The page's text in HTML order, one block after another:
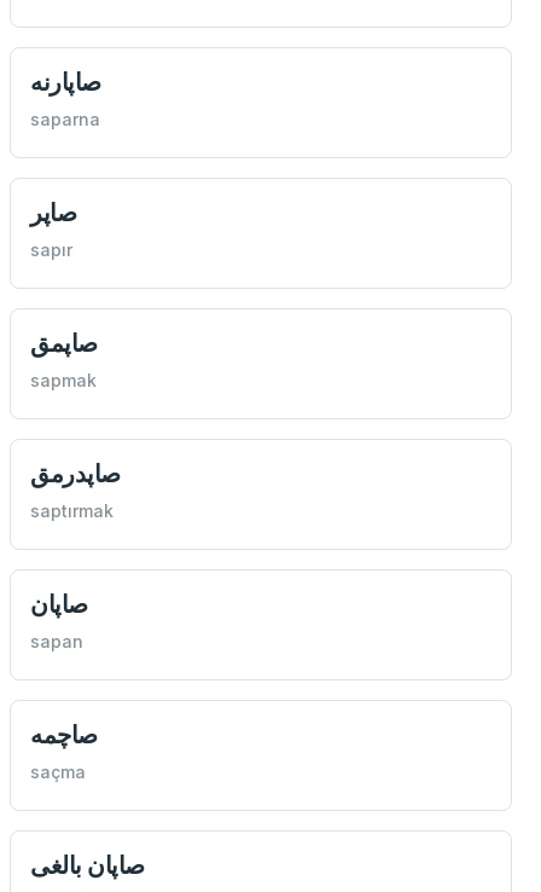
صاپارنه
saparna
صاپر
sapır
صاپمق
sapmak
صاپدرمق
saptırmak
صاپان
sapan
صاچمه
saçma
صاپان بالغی